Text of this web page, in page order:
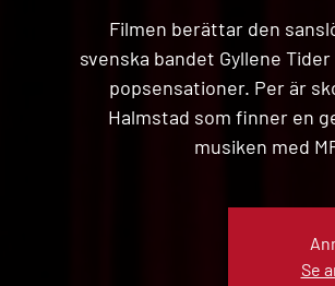
Filmen berättar den
svenska bandet Gyllene
popsensationer. Per är
Halmstad som finner en
musiken med
Se